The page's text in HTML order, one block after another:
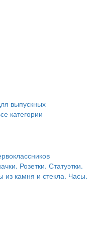
выпускных
категории
Розетки. Статуэтки.
из камня и стекла. Часы.